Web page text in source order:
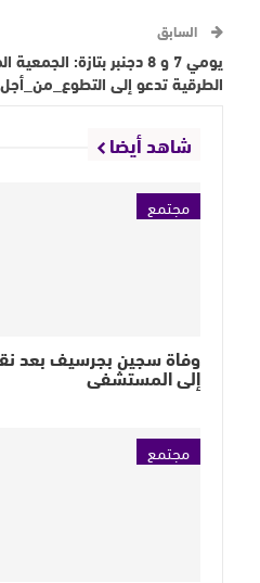
السابق
يومي 7 و 8 دجنبر بتازة:
الطرقية تدعو إلى
شاهد أيضا
مجتمع
وفاة سجين بجرسيف بعد
إلى المستشفى
مجتمع